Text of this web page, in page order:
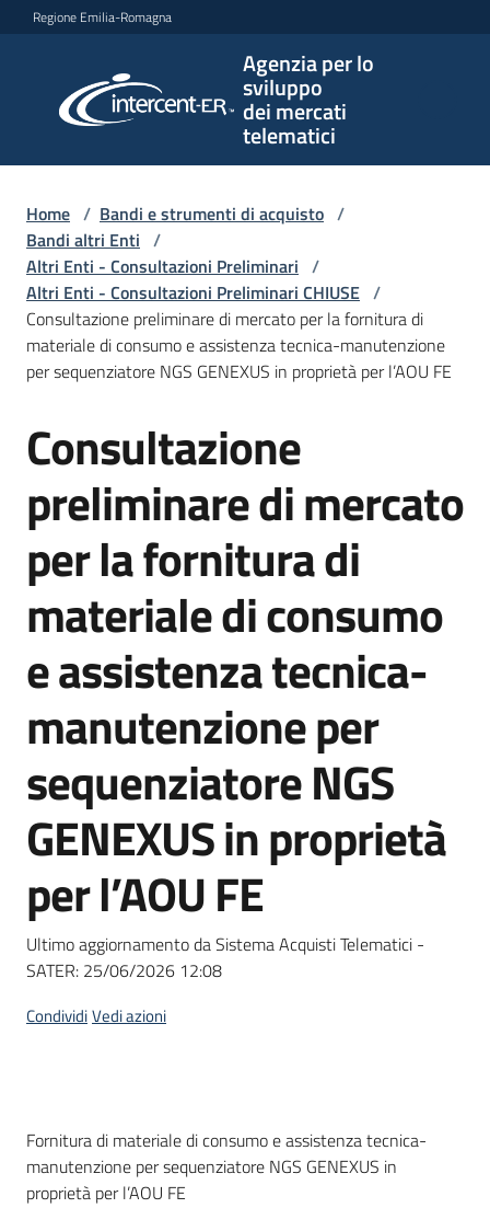
Vai al contenuto
Vai alla navigazione
Vai al footer
Regione Emilia-Romagna
Agenzia per lo
sviluppo
dei mercati
telematici
per lo
sviluppo
telematici
L'Agenzia
e
strumenti
acquisto
Supporto
Piattaforme
site
su
Home / Bandi e strumenti di acquisto /
Bandi altri Enti /
Altri Enti - Consultazioni Preliminari /
Altri Enti - Consultazioni Preliminari CHIUSE /
Consultazione preliminare di mercato per la fornitura di
materiale di consumo e assistenza tecnica-manutenzione
per sequenziatore NGS GENEXUS in proprietà per l’AOU FE
Salta al contenuto
Consultazione
preliminare di mercato
per la fornitura di
materiale di consumo
e assistenza tecnica-
manutenzione per
sequenziatore NGS
GENEXUS in proprietà
per l’AOU FE
Ultimo aggiornamento da Sistema Acquisti Telematici -
SATER: 25/06/2026 12:08
CondividiVedi azioni
Dati del bando
Fornitura di materiale di consumo e assistenza tecnica-
manutenzione per sequenziatore NGS GENEXUS in
proprietà per l’AOU FE